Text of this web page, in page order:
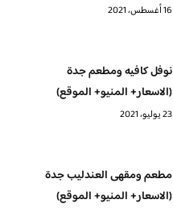
16 أغسطس، 2021
نوفل كافيه ومطعم جدة
(الاسعار+ المنيو+ الموقع)
23 يوليو، 2021
مطعم ومقهى العندليب جدة
(الاسعار+ المنيو+ الموقع)